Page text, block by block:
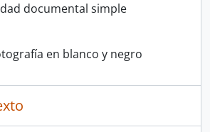
documental simple
en blanco y negro